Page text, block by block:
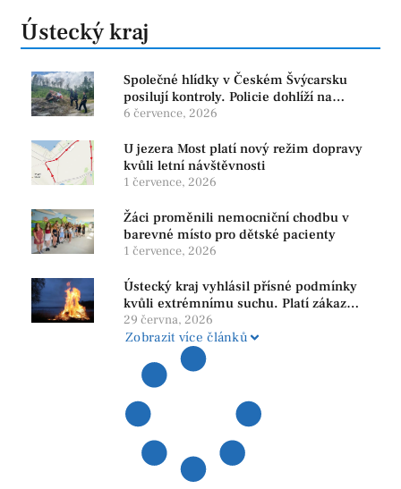
Ústecký kraj
Společné hlídky v Českém Švýcarsku
posilují kontroly. Policie dohlíží na
bezpečnost i ochranu přírody
6 července, 2026
U jezera Most platí nový režim dopravy
kvůli letní návštěvnosti
1 července, 2026
Žáci proměnili nemocniční chodbu v
barevné místo pro dětské pacienty
1 července, 2026
Ústecký kraj vyhlásil přísné podmínky
kvůli extrémnímu suchu. Platí zákaz
ohňů i pyrotechniky
29 června, 2026
Zobrazit více článků